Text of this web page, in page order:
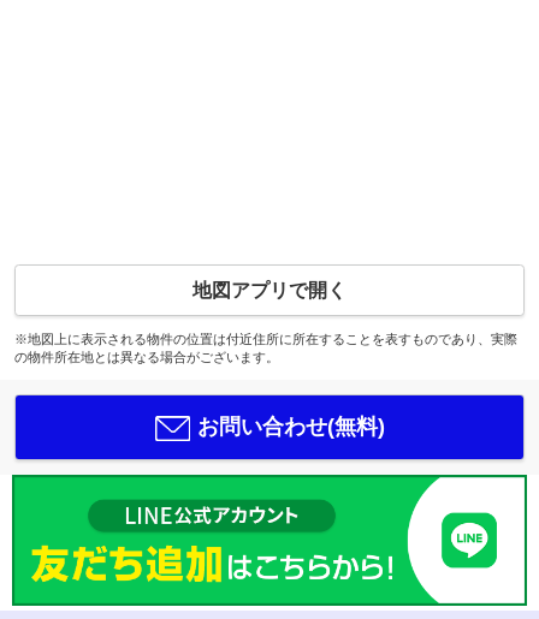
地図アプリで開く
※地図上に表示される物件の位置は付近住所に所在することを表すものであり、実際
の物件所在地とは異なる場合がございます。
お問い合わせ(無料)